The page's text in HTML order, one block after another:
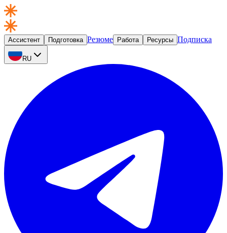
Ассистент Подготовка Резюме Работа Ресурсы Подписка
RU